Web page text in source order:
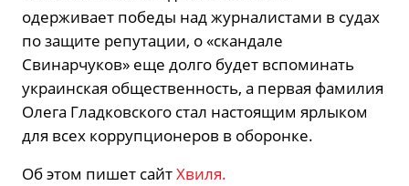
одерживает победы над журналистами в судах
по защите репутации, о «скандале
Свинарчуков» еще долго будет вспоминать
украинская общественность, а первая фамилия
Олега Гладковского стал настоящим ярлыком
для всех коррупционеров в оборонке.
Об этом пишет сайтХвиля.